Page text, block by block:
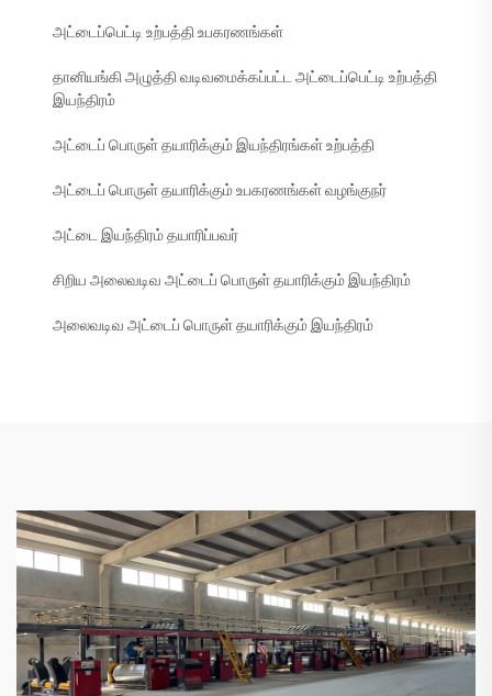
அட்டைப்பெட்டி உற்பத்தி உபகரணங்கள்
தானியங்கி அழுத்தி வடிவமைக்கப்பட்ட அட்டைப்பெட்டி உற்பத்தி
இயந்திரம்
அட்டைப் பொருள் தயாரிக்கும் இயந்திரங்கள் உற்பத்தி
அட்டைப் பொருள் தயாரிக்கும் உபகரணங்கள் வழங்குநர்
அட்டை இயந்திரம் தயாரிப்பவர்
சிறிய அலைவடிவ அட்டைப் பொருள் தயாரிக்கும் இயந்திரம்
அலைவடிவ அட்டைப் பொருள் தயாரிக்கும் இயந்திரம்